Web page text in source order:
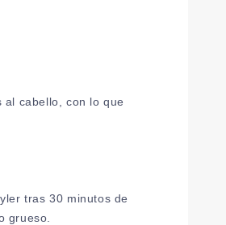
cabello, con lo que
tras 30 minutos de
grueso.